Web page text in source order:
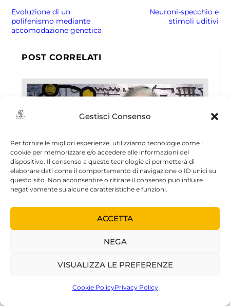
Gestisci Consenso
Per fornire le migliori esperienze, utilizziamo tecnologie come i
cookie per memorizzare e/o accedere alle informazioni del
dispositivo. Il consenso a queste tecnologie ci permetterà di
elaborare dati come il comportamento di navigazione o ID unici su
questo sito. Non acconsentire o ritirare il consenso può influire
negativamente su alcune caratteristiche e funzioni.
ACCETTA
NEGA
VISUALIZZA LE PREFERENZE
Cookie PolicyPrivacy Policy
Evoluzione di un
polifenismo mediante
accomodazione genetica
Neuroni-specchio e
stimoli uditivi
POST CORRELATI